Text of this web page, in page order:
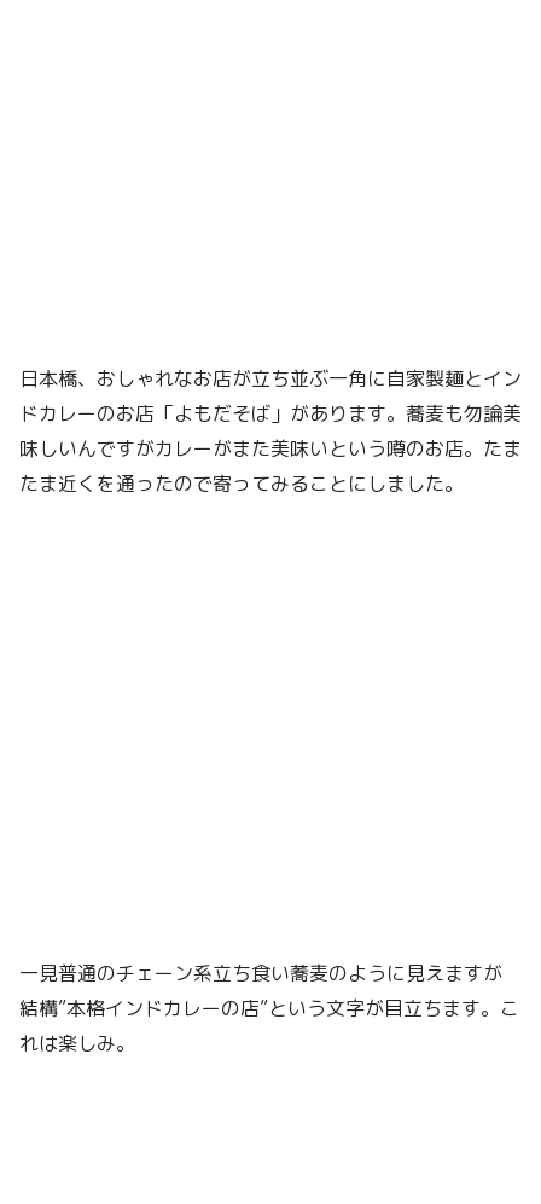
日本橋、おしゃれなお店が立ち並ぶ一角に自家製麺とイン
ドカレーのお店「よもだそば」があります。蕎麦も勿論美
味しいんですがカレーがまた美味いという噂のお店。たま
たま近くを通ったので寄ってみることにしました。
一見普通のチェーン系立ち食い蕎麦のように見えますが
結構”本格インドカレーの店”という文字が目立ちます。こ
れは楽しみ。